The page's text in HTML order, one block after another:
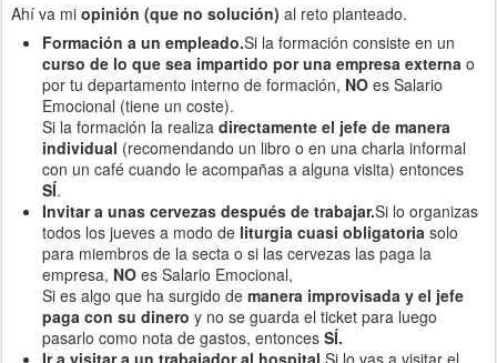
Ahí va mi opinión (que no solución) al reto planteado.
Formación a un empleado.Si la formación consiste en un
curso de lo que sea impartido por una empresa externa o
por tu departamento interno de formación, NO es Salario
Emocional (tiene un coste).
Si la formación la realiza directamente el jefe de manera
individual (recomendando un libro o en una charla informal
con un café cuando le acompañas a alguna visita) entonces
SÍ.
Invitar a unas cervezas después de trabajar.Si lo organizas
todos los jueves a modo de liturgia cuasi obligatoria solo
para miembros de la secta o si las cervezas las paga la
empresa, NO es Salario Emocional,
Si es algo que ha surgido de manera improvisada y el jefe
paga con su dinero y no se guarda el ticket para luego
pasarlo como nota de gastos, entonces SÍ.
Ir a visitar a un trabajador al hospital.Si lo vas a visitar el